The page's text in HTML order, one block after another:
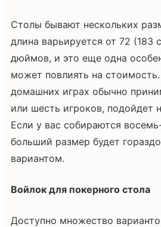
Столы бывают нескольких
длина варьируется от 72 (183
дюймов, и это еще одна
может повлиять на
домашних играх обычно
или шесть игроков, подойдет
Если у вас собираются
больший размер будет
вариантом.
Войлок для покерного стола
Доступно множество